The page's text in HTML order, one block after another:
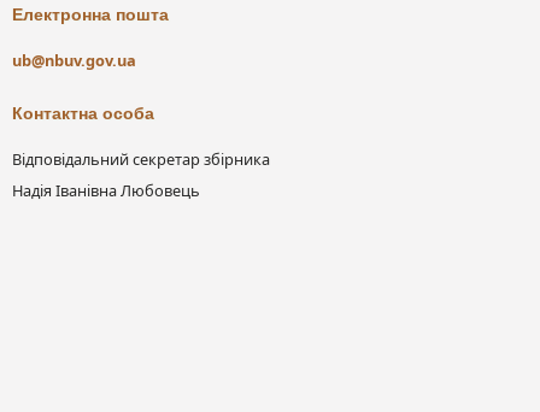
Електронна пошта
ub@nbuv.gov.ua
Контактна особа
Відповідальний секретар збірника
Надія Іванівна Любовець